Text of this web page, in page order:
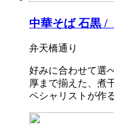
中華そば 石黒 /
弁天橋通り
好みに合わせて選
厚まで揃えた、煮
ペシャリストが作